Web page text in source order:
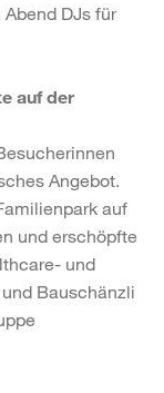
DJs für
auf der
Angebot.
auf
und erschöpfte
und
Bauschänzli